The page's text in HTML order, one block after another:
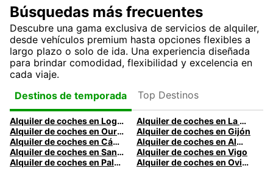
Búsquedas más frecuentes
Descubre una gama exclusiva de servicios de alquiler,
desde vehículos premium hasta opciones flexibles a
largo plazo o solo de ida. Una experiencia diseñada
para brindar comodidad, flexibilidad y excelencia en
cada viaje.
Destinos de temporada
Top Destinos
Alquiler de coches en Logroño
Alquiler de coches en La Coruña
Alquiler de coches en Ourense
Alquiler de coches en Gijón
Alquiler de coches en Cádiz
Alquiler de coches en Almería
Alquiler de coches en Santander
Alquiler de coches en Vigo
Alquiler de coches en Palma
Alquiler de coches en Oviedo